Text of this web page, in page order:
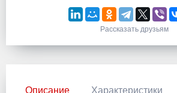
Рассказать друзьям
Описание Характеристики